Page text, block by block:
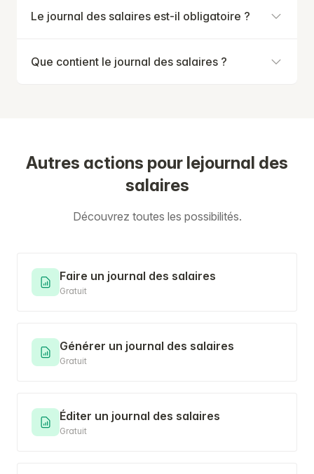
Le journal des salaires est-il obligatoire ?
Que contient le journal des salaires ?
Autres actions pour lejournal des
salaires
Découvrez toutes les possibilités.
Faire un journal des salaires
Gratuit
Générer un journal des salaires
Gratuit
Éditer un journal des salaires
Gratuit